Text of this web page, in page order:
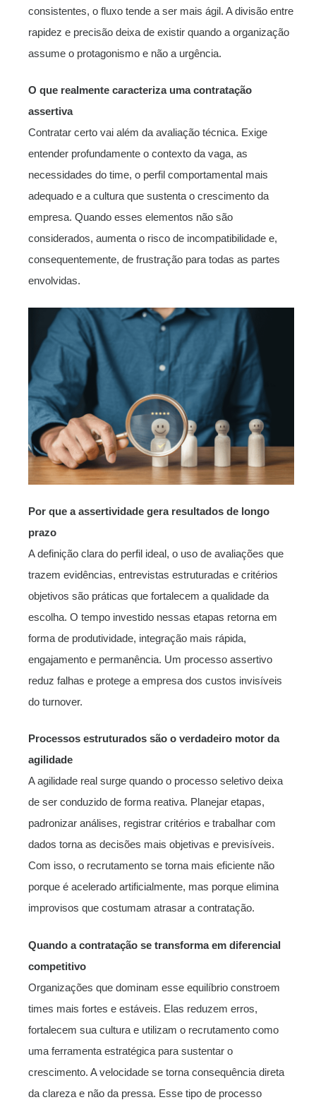
consistentes, o fluxo tende a ser mais ágil. A divisão entre
rapidez e precisão deixa de existir quando a organização
assume o protagonismo e não a urgência.
O que realmente caracteriza uma contratação
assertiva
Contratar certo vai além da avaliação técnica. Exige
entender profundamente o contexto da vaga, as
necessidades do time, o perfil comportamental mais
adequado e a cultura que sustenta o crescimento da
empresa. Quando esses elementos não são
considerados, aumenta o risco de incompatibilidade e,
consequentemente, de frustração para todas as partes
envolvidas.
Por que a assertividade gera resultados de longo
prazo
A definição clara do perfil ideal, o uso de avaliações que
trazem evidências, entrevistas estruturadas e critérios
objetivos são práticas que fortalecem a qualidade da
escolha. O tempo investido nessas etapas retorna em
forma de produtividade, integração mais rápida,
engajamento e permanência. Um processo assertivo
reduz falhas e protege a empresa dos custos invisíveis
do turnover.
Processos estruturados são o verdadeiro motor da
agilidade
A agilidade real surge quando o processo seletivo deixa
de ser conduzido de forma reativa. Planejar etapas,
padronizar análises, registrar critérios e trabalhar com
dados torna as decisões mais objetivas e previsíveis.
Com isso, o recrutamento se torna mais eficiente não
porque é acelerado artificialmente, mas porque elimina
improvisos que costumam atrasar a contratação.
Quando a contratação se transforma em diferencial
competitivo
Organizações que dominam esse equilíbrio constroem
times mais fortes e estáveis. Elas reduzem erros,
fortalecem sua cultura e utilizam o recrutamento como
uma ferramenta estratégica para sustentar o
crescimento. A velocidade se torna consequência direta
da clareza e não da pressa. Esse tipo de processo